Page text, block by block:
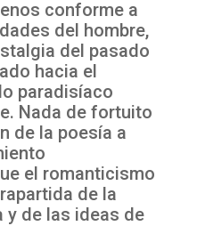
conforme a
del hombre,
del pasado
hacia el
paradisíaco
Nada de fortuito
de la poesía a
el romanticismo
de la
y de las ideas de